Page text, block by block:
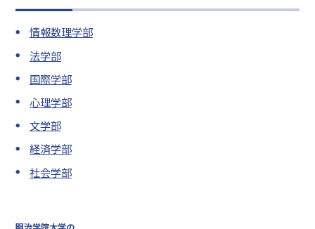
情報数理学部
法学部
国際学部
心理学部
文学部
経済学部
社会学部
明治学院大学の